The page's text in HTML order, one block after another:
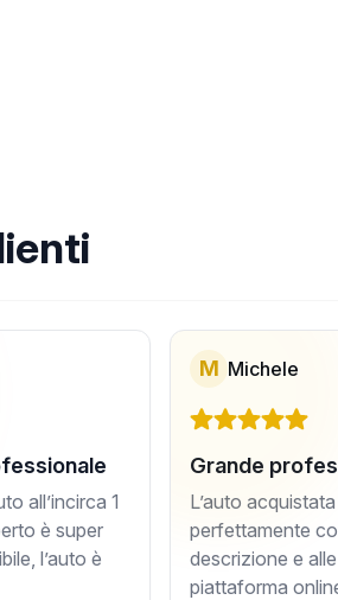
all’incirca 1
è super
l’auto è
M Michele
Grande
L’auto
perfettamente
descrizione e
piattaforma